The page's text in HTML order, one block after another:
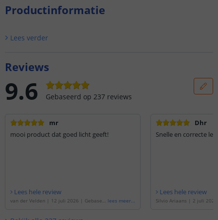
Productinformatie
Lees verder
Reviews
9.6 Gebaseerd op 237 reviews
mr
mooi product dat goed licht geeft!
Lees hele review
van der Velden | 12 juli 2026 | Gebaseer lees meer...
Dhr
Snelle en correcte
Lees hele review
Silvio Ariaans | 2 juli 2026